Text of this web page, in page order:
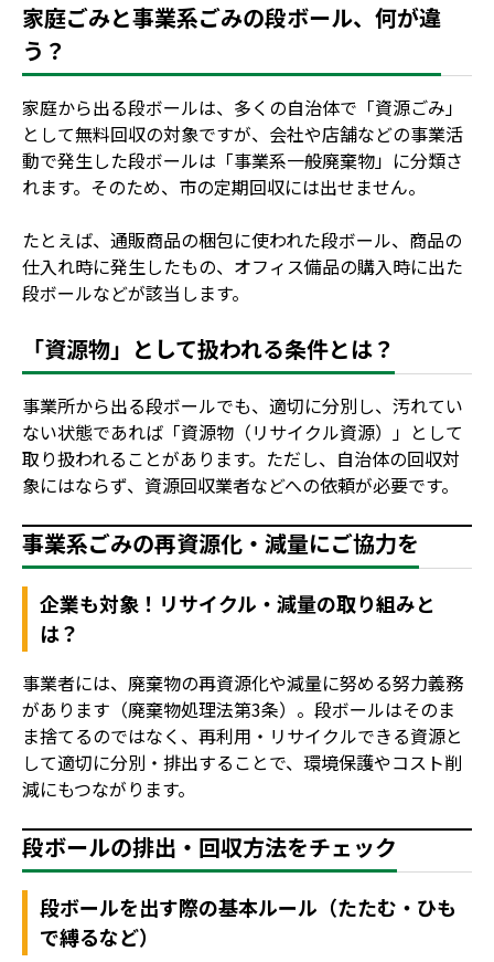
家庭ごみと事業系ごみの段ボール、何が違
う？
家庭から出る段ボールは、多くの自治体で「資源ごみ」
として無料回収の対象ですが、会社や店舗などの事業活
動で発生した段ボールは「事業系一般廃棄物」に分類さ
れます。そのため、市の定期回収には出せません。
たとえば、通販商品の梱包に使われた段ボール、商品の
仕入れ時に発生したもの、オフィス備品の購入時に出た
段ボールなどが該当します。
「資源物」として扱われる条件とは？
事業所から出る段ボールでも、適切に分別し、汚れてい
ない状態であれば「資源物（リサイクル資源）」として
取り扱われることがあります。ただし、自治体の回収対
象にはならず、資源回収業者などへの依頼が必要です。
事業系ごみの再資源化・減量にご協力を
企業も対象！リサイクル・減量の取り組みと
は？
事業者には、廃棄物の再資源化や減量に努める努力義務
があります（廃棄物処理法第3条）。段ボールはそのま
ま捨てるのではなく、再利用・リサイクルできる資源と
して適切に分別・排出することで、環境保護やコスト削
減にもつながります。
段ボールの排出・回収方法をチェック
段ボールを出す際の基本ルール（たたむ・ひも
で縛るなど）